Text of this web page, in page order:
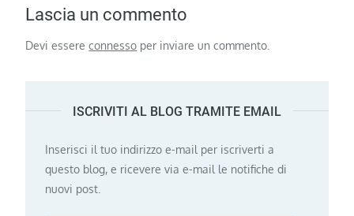
Lascia un commento
Devi essereconnesso per inviare un commento.
ISCRIVITI AL BLOG TRAMITE EMAIL
Inserisci il tuo indirizzo e-mail per iscriverti a
questo blog, e ricevere via e-mail le notifiche di
nuovi post.